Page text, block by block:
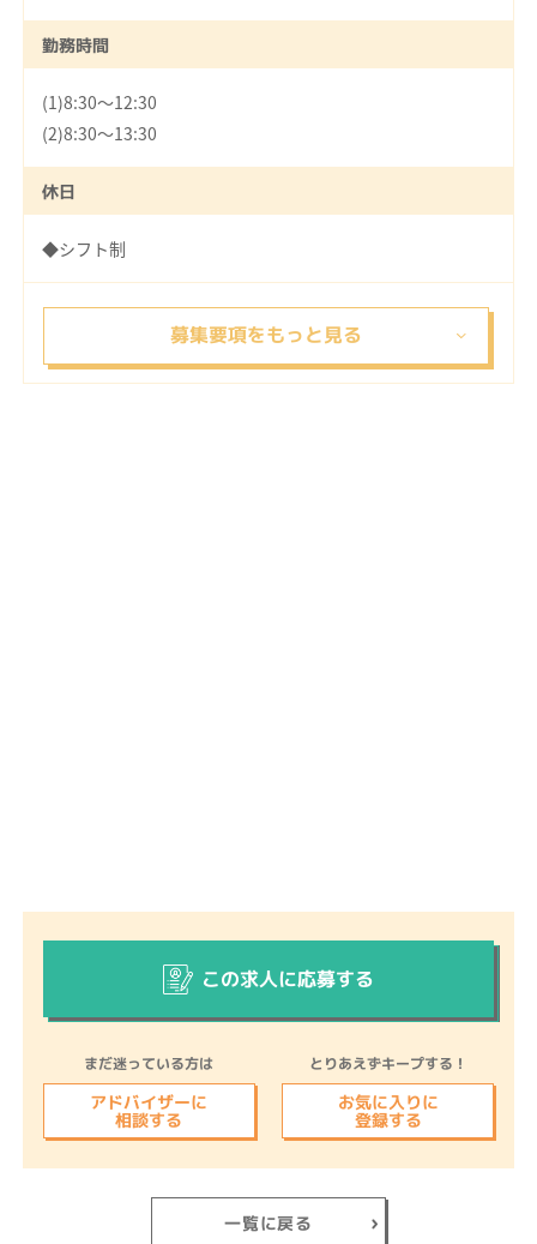
勤務時間
(1)8:30～12:30
(2)8:30～13:30
休日
◆シフト制
この求人に応募する
まだ迷っている方は
アドバイザーに
相談する
とりあえずキープする！
お気に入りに
登録する
一覧に戻る